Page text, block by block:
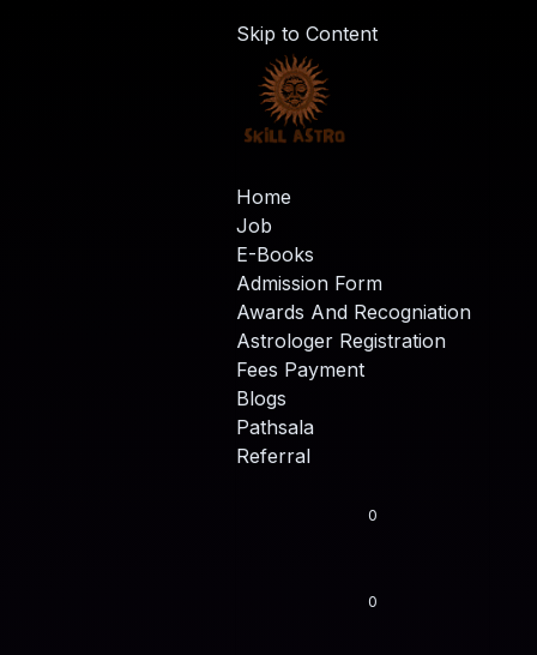
Skip to Content
Home
Job
E-Books
Admission Form
Awards And Recogniation
Astrologer Registration
Fees Payment
Blogs
Pathsala
Referral
0
0